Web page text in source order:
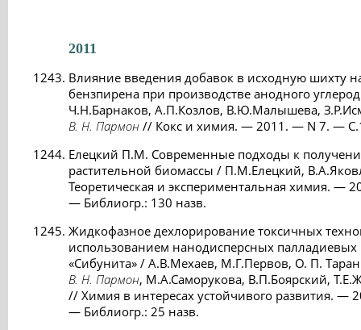
2011
Влияние введения добавок в исходную шихту
бензпирена при производстве анодного
Ч.Н.Барнаков, А.П.Козлов, В.Ю.Малышева,
В. Н. Пармон // Кокс и химия. — 2011. — N 7. —
Елецкий П.М. Современные подходы к
растительной биомассы / П.М.Елецкий,
Теоретическая и экспериментальная химия. —
— Библиогр.: 130 назв.
Жидкофазное дехлорирование токсичных
использованием нанодисперсных палладиевых
«Сибунита» / А.В.Мехаев, М.Г.Первов, О. П.
В. Н. Пармон, М.А.Саморукова, В.П.Боярский,
// Химия в интересах устойчивого развития. —
— Библиогр.: 25 назв.